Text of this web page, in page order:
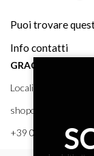
Puoi trovare
Info contatti
GRACE BTQ
Località Porto, 38
+39 0564 92 24 24